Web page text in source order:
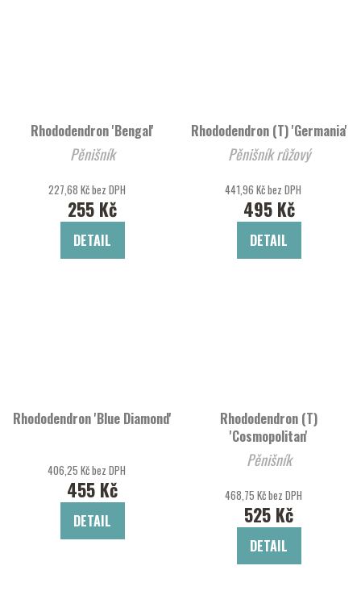
Rhododendron 'Bengal'
Pěnišník
227,68 Kč bez DPH
255 Kč
DETAIL
Rhododendron (T) 'Germania'
Pěnišník růžový
441,96 Kč bez DPH
495 Kč
DETAIL
Rhododendron 'Blue Diamond'
406,25 Kč bez DPH
455 Kč
DETAIL
Rhododendron (T)
'Cosmopolitan'
Pěnišník
468,75 Kč bez DPH
525 Kč
DETAIL